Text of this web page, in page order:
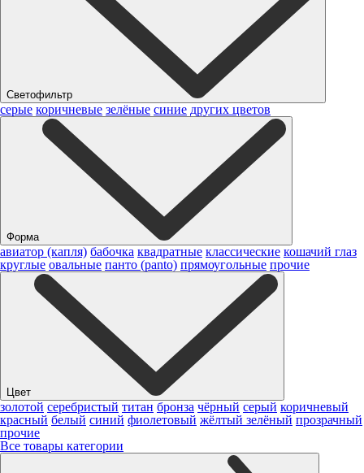
Светофильтр
серые коричневые зелёные синие других цветов
Форма
авиатор (капля) бабочка квадратные классические кошачий глаз
круглые овальные панто (panto) прямоугольные прочие
Цвет
золотой серебристый титан бронза чёрный серый коричневый
красный белый синий фиолетовый жёлтый зелёный прозрачный
прочие
Все товары категории